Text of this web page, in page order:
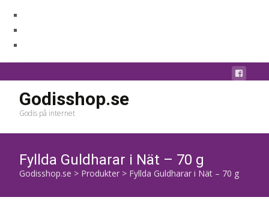
Godisshop.se
Godis på internet
Fyllda Guldharar i Nät – 70 g
Godisshop.se > Produkter > Fyllda Guldharar i Nät – 70 g